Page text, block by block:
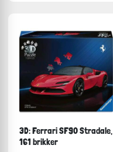
3D: Ferrari SF90 Stradale,
161 brikker